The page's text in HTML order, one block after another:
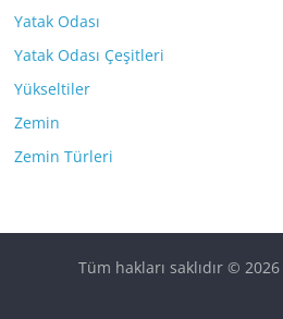
Yatak Odası
Yatak Odası Çeşitleri
Yükseltiler
Zemin
Zemin Türleri
Tüm hakları saklıdır © 2026